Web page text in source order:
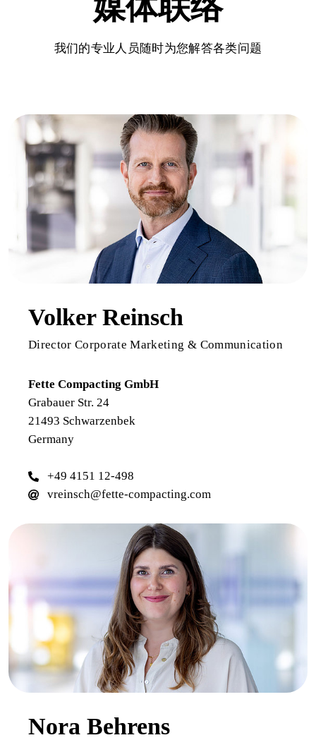
媒体联络
我们的专业人员随时为您解答各类问题
Volker Reinsch
Director Corporate Marketing & Communication
Fette Compacting GmbH
Grabauer Str. 24
21493 Schwarzenbek
Germany
+49 4151 12-498
vreinsch@fette-compacting.com
Nora Behrens